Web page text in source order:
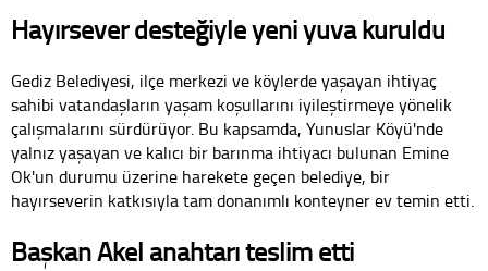
Hayırsever desteğiyle yeni yuva kuruldu
Gediz Belediyesi, ilçe merkezi ve köylerde yaşayan ihtiyaç
sahibi vatandaşların yaşam koşullarını iyileştirmeye yönelik
çalışmalarını sürdürüyor. Bu kapsamda, Yunuslar Köyü'nde
yalnız yaşayan ve kalıcı bir barınma ihtiyacı bulunan Emine
Ok'un durumu üzerine harekete geçen belediye, bir
hayırseverin katkısıyla tam donanımlı konteyner ev temin etti.
Başkan Akel anahtarı teslim etti